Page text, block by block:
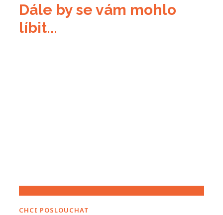
Dále by se vám mohlo
líbit...
CHCI POSLOUCHAT